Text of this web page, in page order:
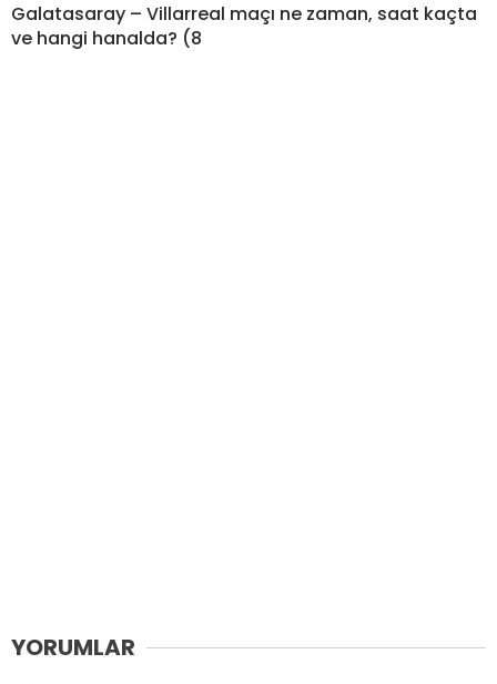
Galatasaray – Villarreal maçı ne zaman, saat kaçta
ve hangi hanalda? (8
YORUMLAR